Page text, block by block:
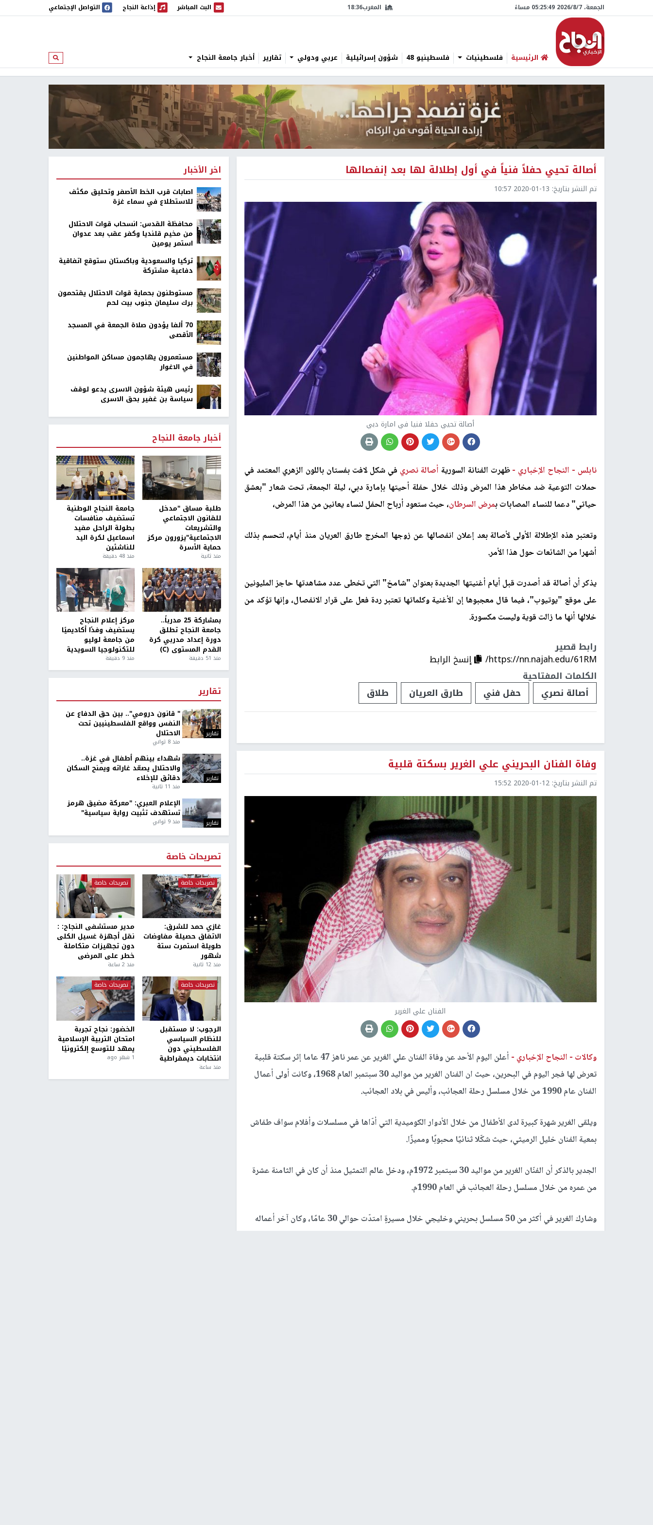
الجمعة، 7/‏8/‏2026 05:25:50 مساءً المغرب18:36 البث المباشر
البث المباشر إذاعة النجاح
إذاعة النجاح التواصل الإجتماعي
الرئيسية فلسطينيات فلسطينيو 48 شؤون إسرائيلية عربي ودولي تقارير أخبار جامعة النجاح ابحث
أصالة تحيي حفلاً فنياً في أول إطلالة لها بعد إنفصالها
تم النشر بتاريخ: 2020-01-13 10:57
أصالة تحيي حفلا فنيا في امارة دبي
نابلس - النجاح الإخباري -ظهرت الفنانة السورية أصالة نصري في شكل لافت بفستان باللون الزهري المعتمد في
حملات التوعية ضد مخاطر هذا المرض وذلك خلال حفلة أحيتها بإمارة دبي، ليلة الجمعة، تحت شعار "بعشق
حياتي" دعما للنساء المصابات بمرض السرطان، حيث ستعود أرباح الحفل لنساء يعانين من هذا المرض،
وتعتبر هذه الإطلالة الأولى لأصالة بعد إعلان انفصالها عن زوجها المخرج طارق العريان منذ أيام، لتحسم بذلك
أشهرا من الشائعات حول هذا الأمر.
يذكر أن أصالة قد أصدرت قبل أيام أغنيتها الجديدة بعنوان "شامخ" التي تخطى عدد مشاهدتها حاجز المليونين
على موقع "يوتيوب"، فيما قال معجبوها إن الأغنية وكلماتها تعتبر ردة فعل على قرار الانفصال، وإنها تؤكد من
خلالها أنها ما زالت قوية وليست مكسورة.
رابط قصير
https://nn.najah.edu/61RM/
إنسخ الرابط
الكلمات المفتاحية
أصالة نصري
حفل فني طارق العريان طلاق
وفاة الفنان البحريني علي الغرير بسكتة قلبية
تم النشر بتاريخ: 2020-01-12 15:52
الفنان علي الغرير
وكالات - النجاح الإخباري -
أعلن اليوم الأحد عن وفاة الفنان علي الغرير عن عمر ناهز 47 عاما إثر سكتة قلبية
تعرض لها فجر اليوم في البحرين، حيث ان الفنان الغرير من مواليد 30 سبتمبر العام 1968، وكانت أولى أعمال
الفنان عام 1990 من خلال مسلسل رحلة العجائب، وأليس في بلاد العجائب.
ويلقى الغرير شهرة كبيرة لدى الأطفال من خلال الأدوار الكوميدية التي أدّاها في مسلسلات وأفلام سواف طفاش
بمعية الفنان خليل الرميثي، حيث شكّلا ثنائيًا محبوبًا ومميزًا.
الجدير بالذكر أن الفنّان الغرير من مواليد 30 سبتمبر 1972م، ودخل عالم التمثيل منذ أن كان في الثامنة عشرة
من عمره من خلال مسلسل رحلة العجائب في العام 1990م.
وشارك الغرير في أكثر من 50 مسلسل بحريني وخليجي خلال مسيرةٍ امتدّت حوالي 30 عامًا، وكان آخر أعماله
اخر الأخبار
اصابات قرب الخط الأصفر وتحليق مكثف
للاستطلاع في سماء غزة
محافظة القدس: انسحاب قوات الاحتلال
من مخيم قلنديا وكفر عقب بعد عدوان
استمر يومين
تركيا والسعودية وباكستان ستوقع اتفاقية
دفاعية مشتركة
مستوطنون بحماية قوات الاحتلال يقتحمون
برك سليمان جنوب بيت لحم
70 ألفا يؤدون صلاة الجمعة في المسجد
الأقصى
مستعمرون يهاجمون مساكن المواطنين
في الاغوار
رئيس هيئة شؤون الاسرى يدعو لوقف
سياسة بن غفير بحق الاسرى
أخبار جامعة النجاح
طلبة مساق "مدخل
للقانون الاجتماعي
والتشريعات
الاجتماعية"يزورون مركز
حماية الأسرة
منذ ثانية
جامعة النجاح الوطنية
تستضيف منافسات
بطولة الراحل مفيد
اسماعيل لكرة اليد
للناشئين
منذ 48 دقيقة
بمشاركة 25 مدرباً..
جامعة النجاح تطلق
دورة إعداد مدربي كرة
القدم المستوى (C)
منذ 51 دقيقة
مركز إعلام النجاح
يستضيف وفدًا أكاديميًا
من جامعة لوليو
للتكنولوجيا السويدية
منذ 9 دقيقة
تقارير
تقارير
" قانون درومي".. بين حق الدفاع عن
النفس وواقع الفلسطينيين تحت
الاحتلال
منذ 8 ثواني
تقارير
شهداء بينهم أطفال في غزة..
والاحتلال يصعّد غاراته ويمنح السكان
دقائق للإخلاء
منذ 11 ثانية
تقارير
الإعلام العبري: "معركة مضيق هرمز
تستهدف تثبيت رواية سياسية"
منذ 9 ثواني
تصريحات خاصة
تصريحات خاصة
غازي حمد للشرق:
الاتفاق حصيلة مفاوضات
طويلة استمرت ستة
شهور
منذ 12 ثانية
تصريحات خاصة
مدير مستشفى النجاح: :
نقل أجهزة غسيل الكلى
دون تجهيزات متكاملة
خطر على المرضى
منذ 2 ساعة
تصريحات خاصة
الرجوب: لا مستقبل
للنظام السياسي
الفلسطيني دون
انتخابات ديمقراطية
منذ ساعة
تصريحات خاصة
الخضور: نجاح تجربة
امتحان التربية الإسلامية
يمهد للتوسع إلكترونيًا
1 شهر ago